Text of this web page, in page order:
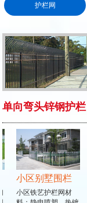
护栏网
单向弯头锌钢护栏
小区别墅围栏
小区铁艺护栏网材